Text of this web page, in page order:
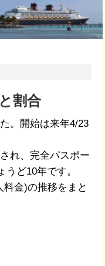
割合
。開始は来年4/23
れ、完全パスポー
うど10年です。
金)の推移をまと